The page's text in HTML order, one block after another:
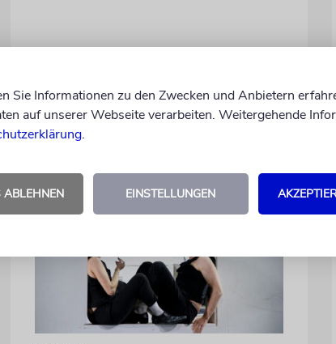
von Katrin Richter, Imanuel Marcus
06.08.2026
Sie Informationen zu den Zwecken und Anbietern
auf unserer Webseite verarbeiten. Weitergehende
.
ABLEHNEN EINSTELLUNGEN